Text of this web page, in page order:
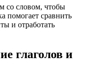
со словом, чтобы
помогает сравнить
и отработать
глаголов и